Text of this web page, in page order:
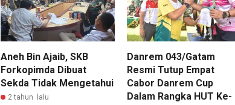
Aneh Bin Ajaib, SKB
Forkopimda Dibuat
Sekda Tidak Mengetahui
2 tahun lalu
Danrem 043/Gatam
Resmi Tutup Empat
Cabor Danrem Cup
Dalam Rangka HUT Ke-